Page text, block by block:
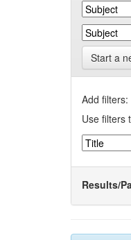
Start a
Add filters:
Use filters
Results/